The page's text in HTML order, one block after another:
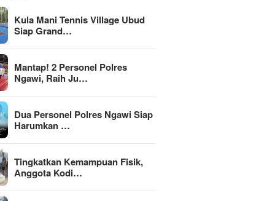
Kula Mani Tennis Village Ubud
Siap Grand…
Mantap! 2 Personel Polres
Ngawi, Raih Ju…
Dua Personel Polres Ngawi Siap
Harumkan …
Tingkatkan Kemampuan Fisik,
Anggota Kodi…